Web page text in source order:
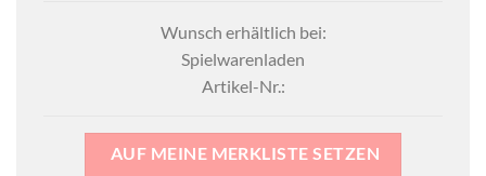
Wunsch erhältlich bei:
Spielwarenladen
Artikel-Nr.:
AUF MEINE MERKLISTE SETZEN